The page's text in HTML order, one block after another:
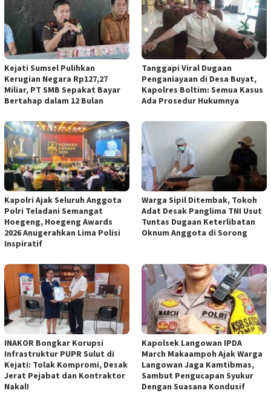
Kejati Sumsel Pulihkan
Kerugian Negara Rp127,27
Miliar, PT SMB Sepakat Bayar
Bertahap dalam 12 Bulan
Tanggapi Viral Dugaan
Penganiayaan di Desa Buyat,
Kapolres Boltim: Semua Kasus
Ada Prosedur Hukumnya
Kapolri Ajak Seluruh Anggota
Polri Teladani Semangat
Hoegeng, Hoegeng Awards
2026 Anugerahkan Lima Polisi
Inspiratif
Warga Sipil Ditembak, Tokoh
Adat Desak Panglima TNI Usut
Tuntas Dugaan Keterlibatan
Oknum Anggota di Sorong
INAKOR Bongkar Korupsi
Infrastruktur PUPR Sulut di
Kejati: Tolak Kompromi, Desak
Jerat Pejabat dan Kontraktor
Nakal!
Kapolsek Langowan IPDA
March Makaampoh Ajak Warga
Langowan Jaga Kamtibmas,
Sambut Pengucapan Syukur
Dengan Suasana Kondusif